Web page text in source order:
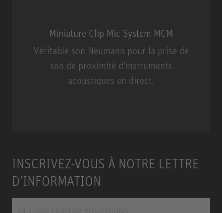
Miniature Clip Mic System MCM
Véritable son Neumann pour la prise de
son de proximité d'instruments
acoustiques en direct.
INSCRIVEZ-VOUS À NOTRE LETTRE
D'INFORMATION